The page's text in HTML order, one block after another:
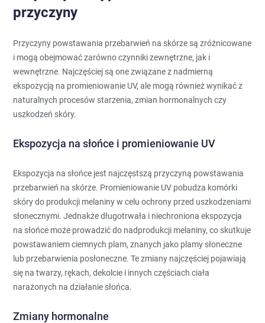
przyczyny
Przyczyny powstawania przebarwień na skórze są zróżnicowane
i mogą obejmować zarówno czynniki zewnętrzne, jak i
wewnętrzne. Najczęściej są one związane z nadmierną
ekspozycją na promieniowanie UV, ale mogą również wynikać z
naturalnych procesów starzenia, zmian hormonalnych czy
uszkodzeń skóry.
Ekspozycja na słońce i promieniowanie UV
Ekspozycja na słońce jest najczęstszą przyczyną powstawania
przebarwień na skórze. Promieniowanie UV pobudza komórki
skóry do produkcji melaniny w celu ochrony przed uszkodzeniami
słonecznymi. Jednakże długotrwała i niechroniona ekspozycja
na słońce może prowadzić do nadprodukcji melaniny, co skutkuje
powstawaniem ciemnych plam, znanych jako plamy słoneczne
lub przebarwienia posłoneczne. Te zmiany najczęściej pojawiają
się na twarzy, rękach, dekolcie i innych częściach ciała
narażonych na działanie słońca.
Zmiany hormonalne